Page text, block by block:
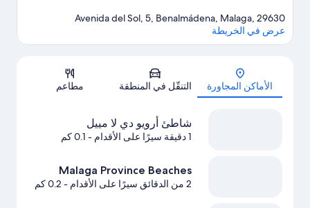
الخريطة
Avenida del Sol, 5, Benalmádena, Malaga, 29630
عرض في الخريطة
الأماكن المجاورة التنقّل في المنطقة مطاعم
شاطئ أرويو دي لا مييل
1 دقيقة سيرًا على الأقدام - 0.1 كم
Malaga Province Beaches
2 من الدقائق سيرًا على الأقدام - 0.2 كم